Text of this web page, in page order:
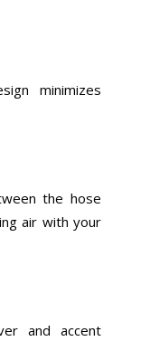
minimizes
the hose
air with your
and accent